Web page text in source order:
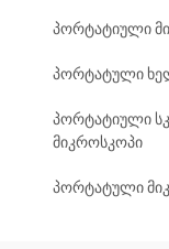
პორტატიული
პორტატული
პორტატიული
მიკროსკოპი
პორტატული